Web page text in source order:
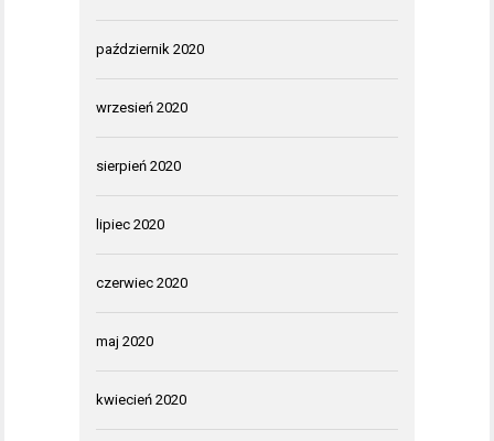
październik 2020
wrzesień 2020
sierpień 2020
lipiec 2020
czerwiec 2020
maj 2020
kwiecień 2020